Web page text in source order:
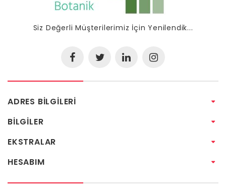
Siz Değerli Müşterilerimiz İçin Yenilendik...
ADRES BILGILERI
BILGILER
EKSTRALAR
HESABIM